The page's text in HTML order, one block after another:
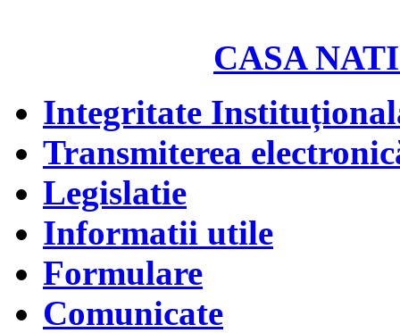
CASA
Integritate
Transmiterea
Legislatie
Informatii utile
Formulare
Comunicate